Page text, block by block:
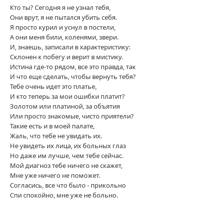
Кто ты? Сегодня я не узнал тебя,
Они врут, я не пытался убить себя.
Я просто курил и уснул в постели,
А они меня били, коленями, звери.
И, знаешь, записали в характеристику:
Склонен к побегу и верит в мистику.
Истина где-то рядом, все это правда, так
И что еще сделать, чтобы вернуть тебя?
Тебе очень идет это платье,
И кто теперь за мои ошибки платит?
Золотом или платиной, за объятия
Или просто знакомые, чисто приятели?
Такие есть и в моей палате,
Жаль, что тебе не увидать их.
Не увидеть их лица, их больных глаз
Но даже им лучше, чем тебе сейчас.
Мой диагноз тебе ничего не скажет,
Мне уже ничего не поможет.
Согласись, все что было - прикольно
Спи спокойно, мне уже не больно.